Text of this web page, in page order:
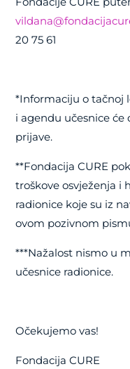
20 75 61
*Informaciju o tačnoj
i agendu učesnice će
prijave.
**Fondacija CURE
troškove osvježenja i
radionice koje su iz
ovom pozivnom
***Nažalost nismo u
učesnice radionice.
Očekujemo vas!
Fondacija CURE